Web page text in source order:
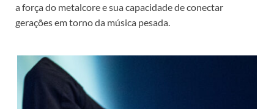
a força do metalcore e sua capacidade de conectar
gerações em torno da música pesada.